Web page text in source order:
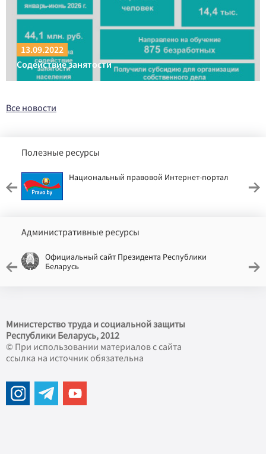
13.09.2022
Содействие занятости
Все новости
Полезные ресурсы
Национальный правовой Интернет-портал
Административные ресурсы
Официальный сайт Президента Республики
Беларусь
Министерство труда и социальной защиты
Республики Беларусь, 2012
© При использовании материалов с сайта
ссылка на источник обязательна